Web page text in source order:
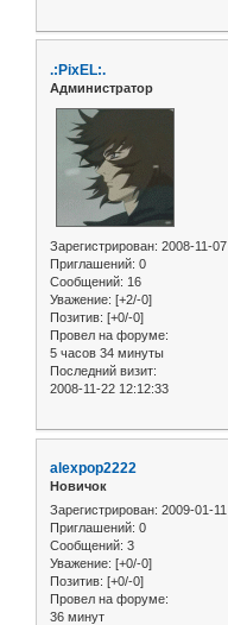
.:PixEL:.
Администратор
Зарегистрирован: 2008-11-07
Приглашений: 0
Сообщений: 16
Уважение: [+2/-0]
Позитив: [+0/-0]
Провел на форуме:
5 часов 34 минуты
Последний визит:
2008-11-22 12:12:33
alexpop2222
Новичок
Зарегистрирован: 2009-01-11
Приглашений: 0
Сообщений: 3
Уважение: [+0/-0]
Позитив: [+0/-0]
Провел на форуме:
36 минут